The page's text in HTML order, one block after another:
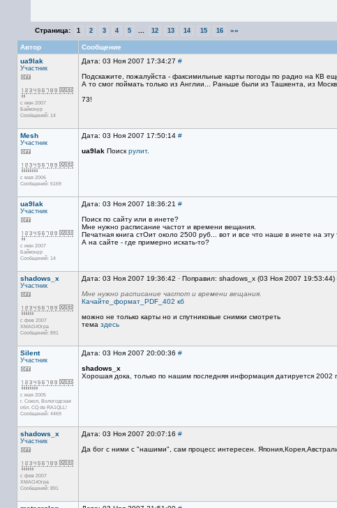
Страница: 1 2 3 4 5 12 13 14 15 16 »»
Автор
Сообщение
ua9lak
Участник
с июн 2007
Байконур
Сообщений: 14
Дата: 03 Ноя 2007 17:34:27 #
Подскажите, пожалуйста - факсимильные карты погоды по радио на КВ
А то смог поймать только из Англии... Раньше были из Ташкента, из
73!
Mesh
Участник
с мая 2006
Сообщений: 6169
Дата: 03 Ноя 2007 17:50:14 #
ua9lak Поиск рулит.
ua9lak
Участник
с июн 2007
Байконур
Сообщений: 14
Дата: 03 Ноя 2007 18:36:21 #
Поиск по сайту или в инете?
Мне нужно расписание частот и времени вещания.
Печатная книга стОит около 2500 руб... вот и все что наше в инете на эту
А на сайте - где примерно искать-то?
shadows_x
Участник
с фев 2007
ХМАО-Югра
Сообщений: 891
Дата: 03 Ноя 2007 19:36:42 · Поправил: shadows_x (03 Ноя 2007 19:53:44)
Мне нужно расписание частот и времени вещания.
Качайте_формат_PDF_402 кб
можно не только карты но и спутниковые снимки смотреть
тема здесь
Silent
Участник
с мая 2005
г. Сокол, Вологодская
обл. CQ de RA1QLL!
Сообщений: 4469
Дата: 03 Ноя 2007 20:00:36 #
shadows_x
Хорошая дока, только по нашим последняя информация датируется 2002
shadows_x
Участник
с фев 2007
ХМАО-Югра
Сообщений: 891
Дата: 03 Ноя 2007 20:07:16 #
Да бог с ними с "нашими", сам процесс интересен.